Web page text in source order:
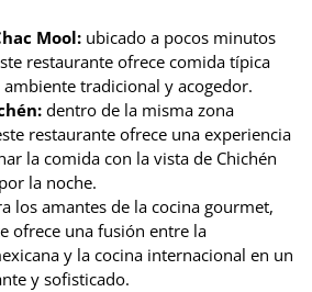
Mool: ubicado a pocos minutos
restaurante ofrece comida típica
ambiente tradicional y acogedor.
dentro de la misma zona
restaurante ofrece una experiencia
la comida con la vista de Chichén
la noche.
los amantes de la cocina gourmet,
ofrece una fusión entre la
y la cocina internacional en un
y sofisticado.